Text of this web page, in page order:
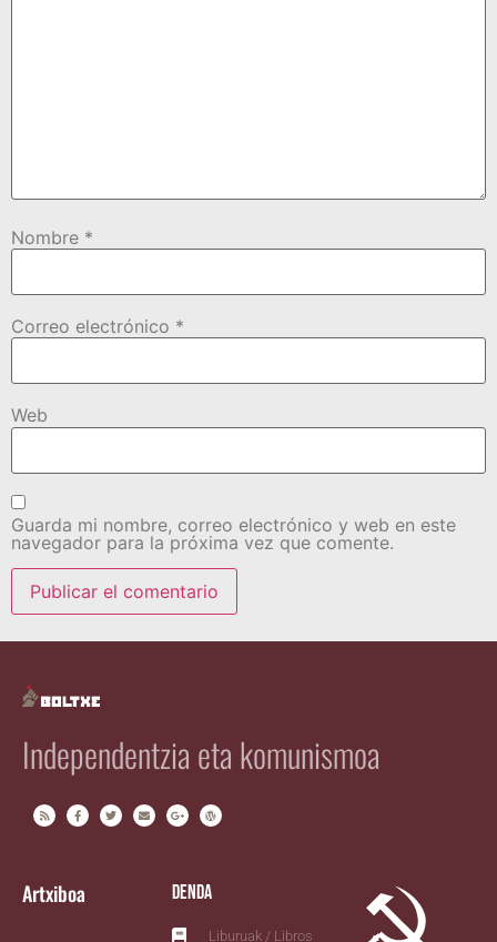
Nombre *
Correo electrónico *
Web
Guarda mi nombre, correo electrónico y web en este
navegador para la próxima vez que comente.
Independentzia eta komunismoa
Artxiboa Denda
Liburuak / Libros